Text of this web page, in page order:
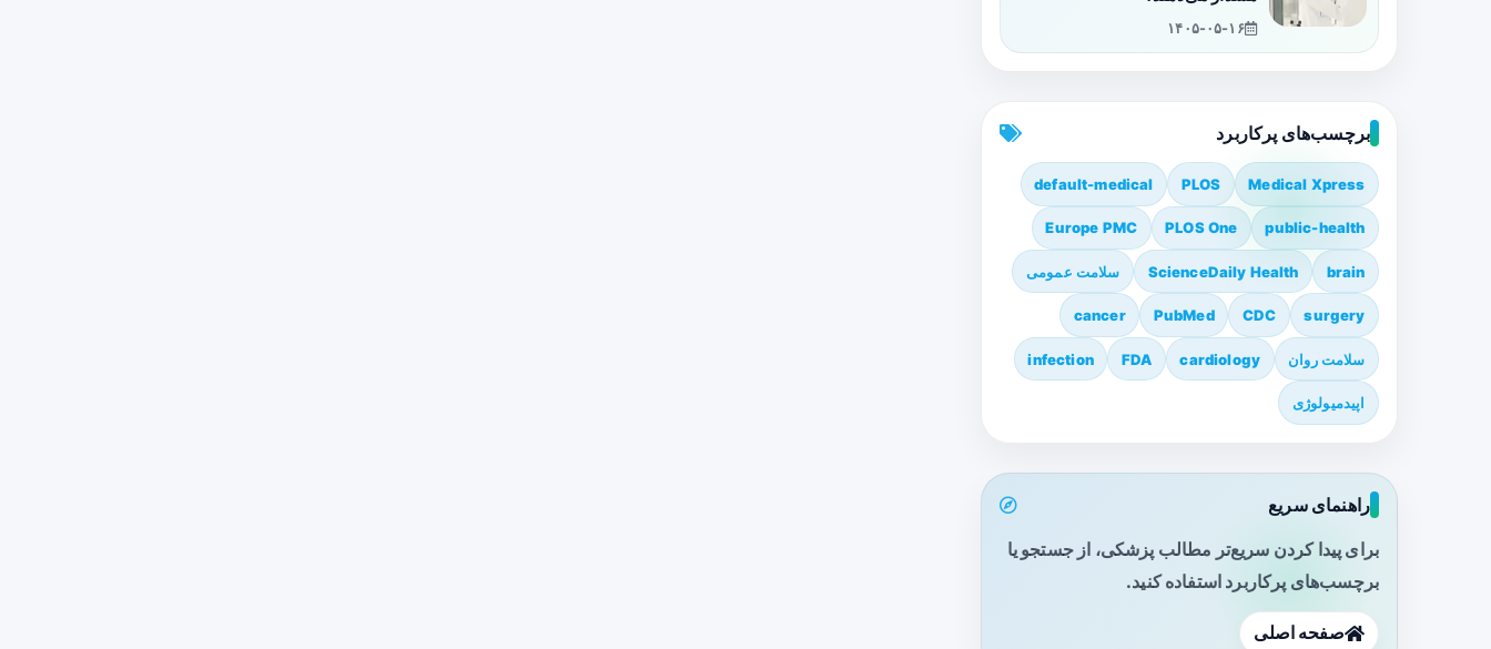
۱۴۰۵-۰۵-۱۶
برچسب‌های پرکاربرد
Medical Xpress
PLOS
default-medical
public-health
PLOS One
Europe PMC
brain
ScienceDaily Health سلامت عمومی
surgery
CDC
PubMed
cancer
سلامت روان cardiology
FDA
infection
اپیدمیولوژی
راهنمای سریع
برای پیدا کردن سریع‌تر مطالب پزشکی، از جستجو یا
برچسب‌های پرکاربرد استفاده کنید.
صفحه اصلی